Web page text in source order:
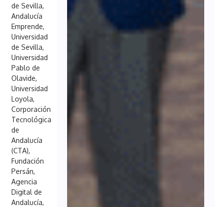
de Sevilla,
Andalucía
Emprende,
Universidad
de Sevilla,
Universidad
Pablo de
Olavide,
Universidad
Loyola,
Corporación
Tecnológica
de
Andalucía
(CTA),
Fundación
Persán,
Agencia
Digital de
Andalucía,